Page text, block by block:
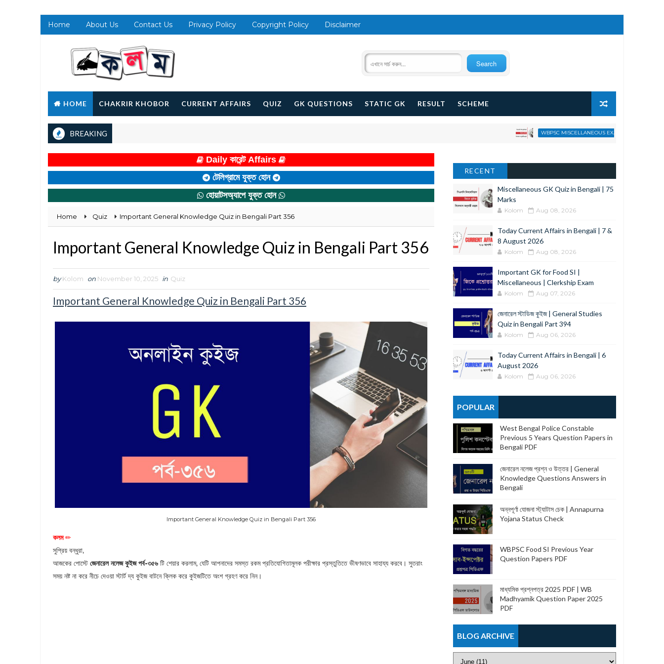
Home About Us Contact Us Privacy Policy Copyright Policy Disclaimer
HOME CHAKRIR KHOBOR CURRENT AFFAIRS QUIZ GK QUESTIONS STATIC GK RESULT SCHEME
BREAKING WBPSC MISCELLANEOUS EXAM Miscellaneous
Daily কারেন্ট Affairs
টেলিগ্রামে যুক্ত হোন
হোয়াটসঅ্যাপে যুক্ত হোন
Home Quiz Important General Knowledge Quiz in Bengali Part 356
Important General Knowledge Quiz in Bengali Part 356
by Kolom on November 10, 2025 in Quiz
Important General Knowledge Quiz in Bengali Part 356
Important General Knowledge Quiz in Bengali Part 356
কলম✏
সুপ্রিয় বন্ধুরা,
আজকের পোস্টে জেনারেল নলেজকুইজ পর্ব-৩৫৬ টি শেয়ার করলাম, যেটি আপনাদের সমস্ত রকম প্রতিযোগিতামূলক পরীক্ষার প্রস্তুতিতে ভীষণভাবে সাহায্য করবে। সুতরাং
সময় নষ্ট না করে নীচে দেওয়া স্টার্ট দ্য কুইজ বাটনে ক্লিক করে কুইজটিতে অংশ গ্রহণ করে নিন।
RECENT
Miscellaneous GK Quiz in Bengali | 75
Marks
Kolom Aug 08, 2026
Today Current Affairs in Bengali | 7 &
8 August 2026
Kolom Aug 08, 2026
Important GK for Food SI |
Miscellaneous | Clerkship Exam
Kolom Aug 07, 2026
জেনারেল স্টাডিজ কুইজ | General Studies
Quiz in Bengali Part 394
Kolom Aug 06, 2026
Today Current Affairs in Bengali | 6
August 2026
Kolom Aug 06, 2026
POPULAR
West Bengal Police Constable
Previous 5 Years Question Papers in
Bengali PDF
জেনারেল নলেজ প্রশ্ন ও উত্তর | General
Knowledge Questions Answers in
Bengali
অন্নপূর্ণা যোজনা স্ট্যাটাস চেক | Annapurna
Yojana Status Check
WBPSC Food SI Previous Year
Question Papers PDF
মাধ্যমিক প্রশ্নপত্র 2025 PDF | WB
Madhyamik Question Paper 2025
PDF
BLOG ARCHIVE